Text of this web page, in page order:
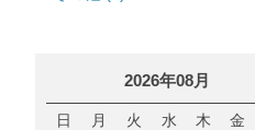
2026年08月
日 月 火 水 木 金